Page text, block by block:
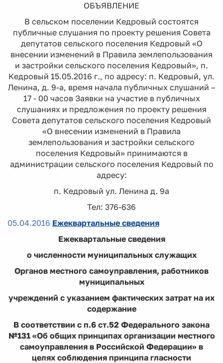
ОБЪЯВЛЕНИЕ
В сельском поселении Кедровый состоятся
публичные слушания по проекту решения Совета
депутатов сельского поселения Кедровый «О
внесении изменений в Правила землепользования
и застройки сельского поселения Кедровый», п.
Кедровый 15.05.2016 г., по адресу: п. Кедровый, ул.
Ленина, д. 9-а, время начала публичных слушаний –
17 - 00 часов Заявки на участие в публичных
слушаниях и предложения по проекту решения
Совета депутатов сельского поселения Кедровый
«О внесении изменений в Правила
землепользования и застройки сельского
поселения Кедровый» принимаются в
администрации сельского поселения Кедровый по
адресу:
п. Кедровый ул. Ленина д. 9а
Тел: 376-636
05.04.2016 Ежеквартальные сведения
Ежеквартальные сведения
о численности муниципальных служащих
Органов местного самоуправления, работников
муниципальных
учреждений с указанием фактических затрат на их
содержание
В соответствии с п.6 ст.52 Федерального закона
№131 «Об общих принципах организации местного
самоуправления в Российской Федерации» в
целях соблюдения принципа гласности